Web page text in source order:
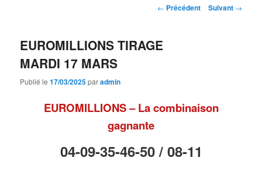
Navigation
← Précédent Suivant →
EUROMILLIONS TIRAGE
MARDI 17 MARS
Publié le17/03/2025paradmin
EUROMILLIONS – La combinaison
gagnante
04-09-35-46-50 / 08-11